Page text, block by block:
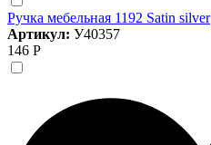
Ручка мебельная 1192 Satin silver
Артикул: У40357
146 Р